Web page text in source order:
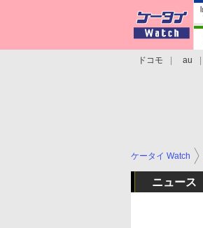
ドコモ au
ケータイ Watch
ニュース